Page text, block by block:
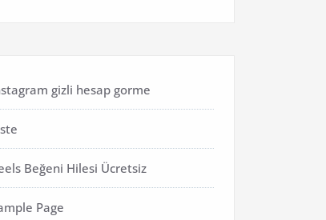
gizli hesap gorme
Beğeni Hilesi Ücretsiz
Page